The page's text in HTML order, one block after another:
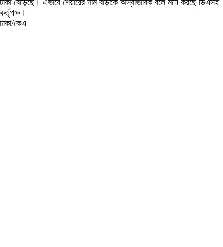
টাকা বেড়েছে। এভাবে শেয়ারের দাম বাড়াকে অস্বাভাবিক বলে মনে করছে ডিএসই
কর্তৃপক্ষ।
ঢাকা/কেএ